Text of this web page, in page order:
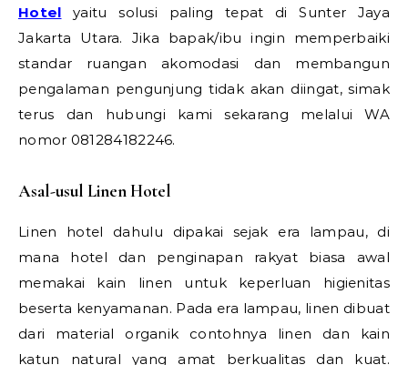
Hotel yaitu solusi paling tepat di Sunter Jaya
Jakarta Utara. Jika bapak/ibu ingin memperbaiki
standar ruangan akomodasi dan membangun
pengalaman pengunjung tidak akan diingat, simak
terus dan hubungi kami sekarang melalui WA
nomor 081284182246.
Asal-usul Linen Hotel
Linen hotel dahulu dipakai sejak era lampau, di
mana hotel dan penginapan rakyat biasa awal
memakai kain linen untuk keperluan higienitas
beserta kenyamanan. Pada era lampau, linen dibuat
dari material organik contohnya linen dan kain
katun natural yang amat berkualitas dan kuat.